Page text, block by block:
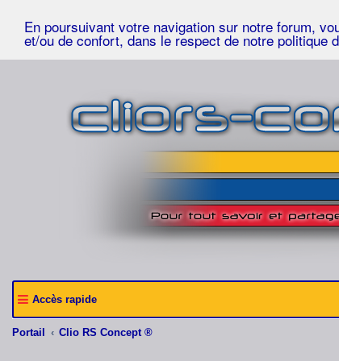
En poursuivant votre navigation sur notre forum,
et/ou de confort, dans le respect de notre politique
Accès rapide
Portail Clio RS Concept ®